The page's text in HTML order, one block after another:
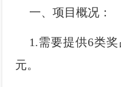
一、项目概况：
1.需要提供6类
元。